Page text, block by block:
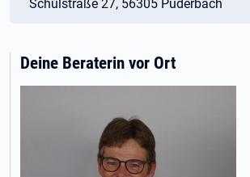
Schulstraße 27, 56305 Puderbach
Deine Beraterin vor Ort